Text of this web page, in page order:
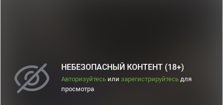
НЕБЕЗОПАСНЫЙ КОНТЕНТ (18+)
Авторизуйтесь или зарегистрируйтесь для
просмотра